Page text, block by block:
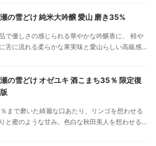
の雪どけ 純米大吟醸 愛山 磨き35%
品で優しさの感じられる華やかな吟醸香に、 軽や
舌に流れる柔らかな果実味と愛山らしい高級感あ
さらさらと水のように飲みやすい。
の雪どけ オゼユキ 酒こまち35％ 限定復
まで磨いた綺麗な口あたり、リンゴを想わせる
と蜜のような甘み。色白な秋田美人を想わせる高